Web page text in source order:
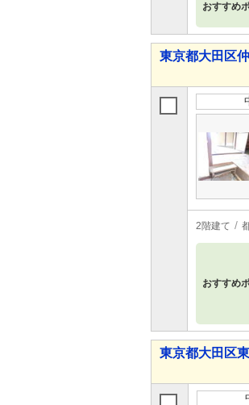
おすすめ
東京都大田区
2階建て
おすすめ
東京都大田区